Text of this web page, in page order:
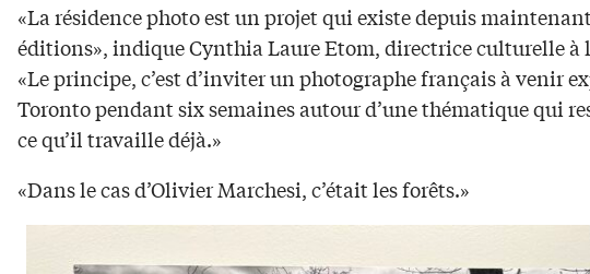
«La résidence photo est un projet qui existe depuis
éditions», indique Cynthia Laure Etom, directrice culturelle à
«Le principe, c’est d’inviter un photographe français à venir
Toronto pendant six semaines autour d’une thématique qui
ce qu’il travaille déjà.»
«Dans le cas d’Olivier Marchesi, c’était les forêts.»